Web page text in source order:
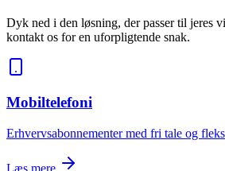
Dyk ned i den løsning, der passer til jeres
kontakt os for en uforpligtende snak.
Mobiltelefoni
Erhvervsabonnementer med fri tale og
Læs mere